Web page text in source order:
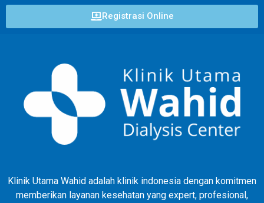
Registrasi Online
Klinik Utama Wahid adalah klinik indonesia dengan komitmen
memberikan layanan kesehatan yang expert, profesional,